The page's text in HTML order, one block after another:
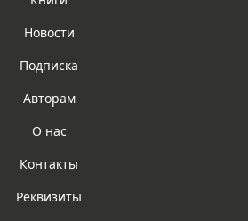
Новости
Подписка
Авторам
О нас
Контакты
Реквизиты